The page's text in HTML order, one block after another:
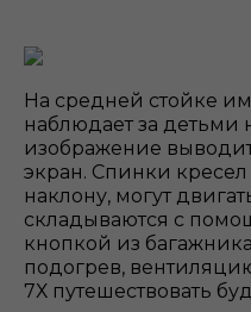
На средней стойке
наблюдает за детьми
изображение
экран. Спинки
наклону, могут
складываются с
кнопкой из
подогрев,
7Х путешествовать